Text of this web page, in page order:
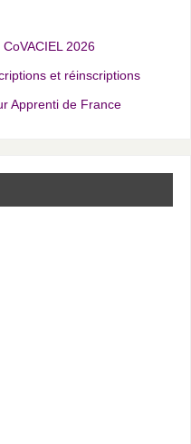
2026
et réinscriptions
Apprenti de France